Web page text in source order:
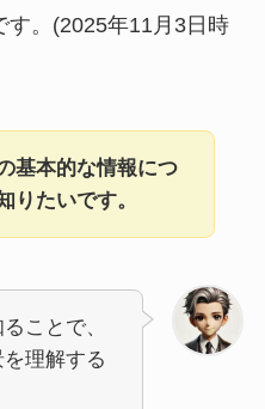
す。(2025年11月3日時
基本的な情報につ
りたいです。
ことで、
理解する